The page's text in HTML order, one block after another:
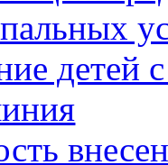
детей